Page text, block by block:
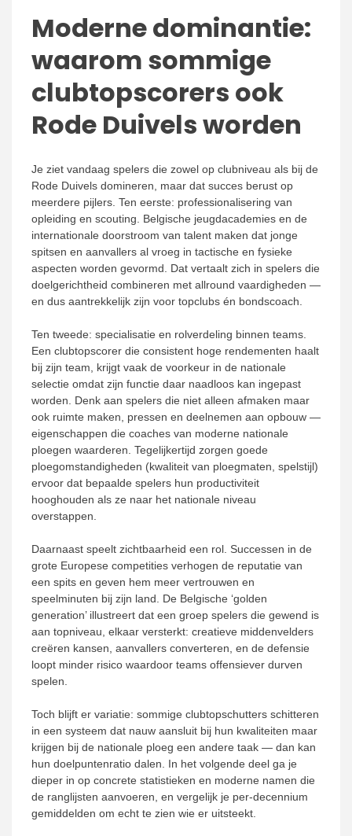
Moderne dominantie:
waarom sommige
clubtopscorers ook
Rode Duivels worden
Je ziet vandaag spelers die zowel op clubniveau als bij de
Rode Duivels domineren, maar dat succes berust op
meerdere pijlers. Ten eerste: professionalisering van
opleiding en scouting. Belgische jeugdacademies en de
internationale doorstroom van talent maken dat jonge
spitsen en aanvallers al vroeg in tactische en fysieke
aspecten worden gevormd. Dat vertaalt zich in spelers die
doelgerichtheid combineren met allround vaardigheden —
en dus aantrekkelijk zijn voor topclubs én bondscoach.
Ten tweede: specialisatie en rolverdeling binnen teams.
Een clubtopscorer die consistent hoge rendementen haalt
bij zijn team, krijgt vaak de voorkeur in de nationale
selectie omdat zijn functie daar naadloos kan ingepast
worden. Denk aan spelers die niet alleen afmaken maar
ook ruimte maken, pressen en deelnemen aan opbouw —
eigenschappen die coaches van moderne nationale
ploegen waarderen. Tegelijkertijd zorgen goede
ploegomstandigheden (kwaliteit van ploegmaten, spelstijl)
ervoor dat bepaalde spelers hun productiviteit
hooghouden als ze naar het nationale niveau
overstappen.
Daarnaast speelt zichtbaarheid een rol. Successen in de
grote Europese competities verhogen de reputatie van
een spits en geven hem meer vertrouwen en
speelminuten bij zijn land. De Belgische ‘golden
generation’ illustreert dat een groep spelers die gewend is
aan topniveau, elkaar versterkt: creatieve middenvelders
creëren kansen, aanvallers converteren, en de defensie
loopt minder risico waardoor teams offensiever durven
spelen.
Toch blijft er variatie: sommige clubtopschutters schitteren
in een systeem dat nauw aansluit bij hun kwaliteiten maar
krijgen bij de nationale ploeg een andere taak — dan kan
hun doelpuntenratio dalen. In het volgende deel ga je
dieper in op concrete statistieken en moderne namen die
de ranglijsten aanvoeren, en vergelijk je per-decennium
gemiddelden om echt te zien wie er uitsteekt.